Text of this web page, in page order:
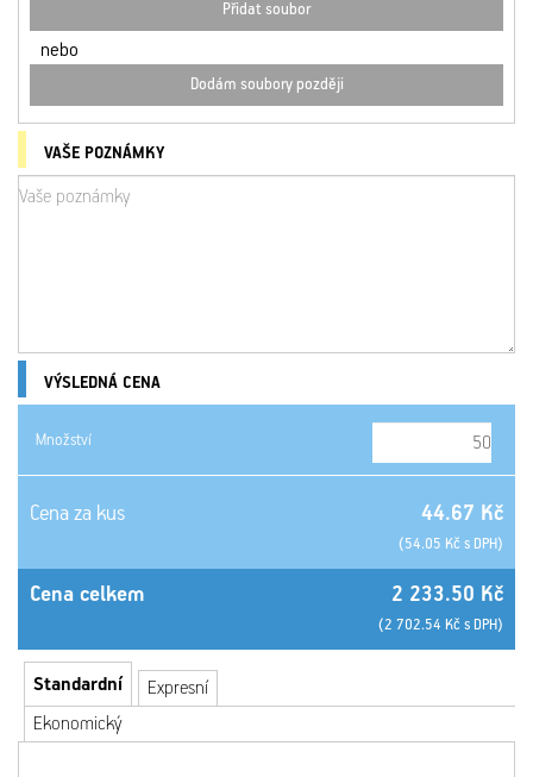
VAŠE POZNÁMKY
Přidat soubor
nebo
Dodám soubory později
VÝSLEDNÁ CENA
Množství
Cena za kus 44.67 Kč
(54.05 Kč s DPH)
Cena celkem 2 233.50 Kč
(2 702.54 Kč s DPH)
Standardní
Expresní
Ekonomický